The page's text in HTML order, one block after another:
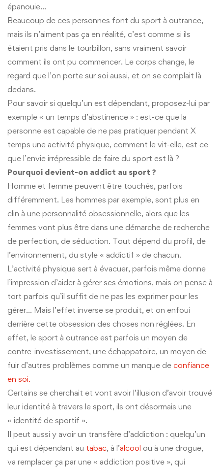
épanouie…
Beaucoup de ces personnes font du sport à outrance,
mais ils n’aiment pas ça en réalité, c’est comme si ils
étaient pris dans le tourbillon, sans vraiment savoir
comment ils ont pu commencer. Le corps change, le
regard que l’on porte sur soi aussi, et on se complait là
dedans.
Pour savoir si quelqu’un est dépendant, proposez-lui par
exemple « un temps d’abstinence » : est-ce que la
personne est capable de ne pas pratiquer pendant X
temps une activité physique, comment le vit-elle, est ce
que l’envie irrépressible de faire du sport est là ?
Pourquoi devient-on addict au sport ?
Homme et femme peuvent être touchés, parfois
différemment. Les hommes par exemple, sont plus en
clin à une personnalité obsessionnelle, alors que les
femmes vont plus être dans une démarche de recherche
de perfection, de séduction. Tout dépend du profil, de
l’environnement, du style « addictif » de chacun.
L’activité physique sert à évacuer, parfois même donne
l’impression d’aider à gérer ses émotions, mais on pense à
tort parfois qu’il suffit de ne pas les exprimer pour les
gérer… Mais l’effet inverse se produit, et on enfoui
derrière cette obsession des choses non réglées. En
effet, le sport à outrance est parfois un moyen de
contre-investissement, une échappatoire, un moyen de
fuir d’autres problèmes comme un manque de confiance
en soi.
Certains se cherchait et vont avoir l’illusion d’avoir trouvé
leur identité à travers le sport, ils ont désormais une
« identité de sportif ».
Il peut aussi y avoir un transfère d’addiction : quelqu’un
qui est dépendant au tabac, à l’alcool ou à une drogue,
va remplacer ça par une « addiction positive », qui